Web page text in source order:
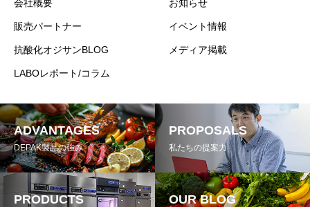
会社概要
販売パートナー
抗酸化オジサンBLOG
LABOレポート/コラム
お知らせ
イベント情報
メディア掲載
ADVANTAGES
DEPAK製品の強み
PROPOSALS
私たちの提案力
PRODUCTS OUR BLOG